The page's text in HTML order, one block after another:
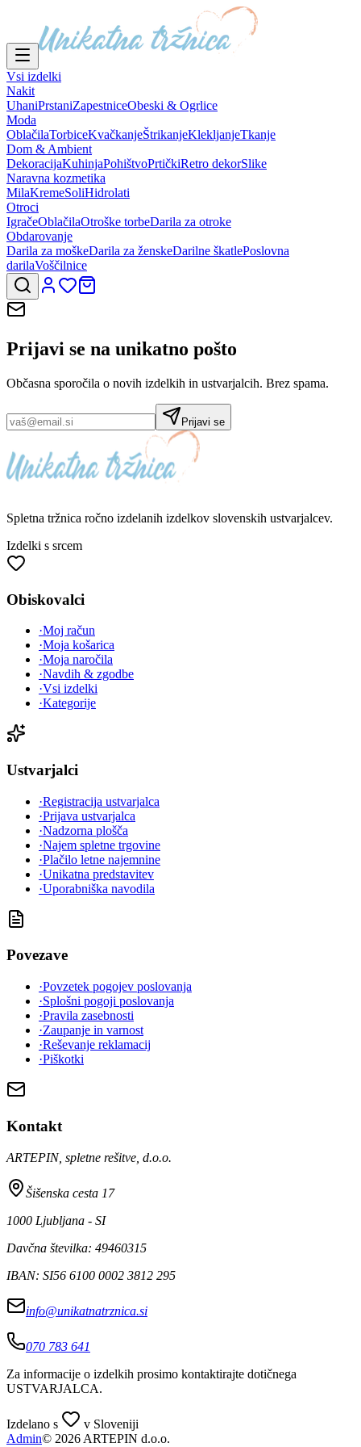
Vsi izdelki
Nakit
UhaniPrstaniZapestniceObeski & Ogrlice
Moda
OblačilaTorbiceKvačkanjeŠtrikanjeKlekljanjeTkanje
Dom & Ambient
DekoracijaKuhinjaPohištvoPrtičkiRetro dekorSlike
Naravna kozmetika
MilaKremeSoliHidrolati
Otroci
IgračeOblačilaOtroške torbeDarila za otroke
Obdarovanje
Darila za moškeDarila za ženskeDarilne škatlePoslovna
darilaVoščilnice
Prijavi se na unikatno pošto
Občasna sporočila o novih izdelkih in ustvarjalcih. Brez spama.
Prijavi se
Spletna tržnica ročno izdelanih izdelkov slovenskih ustvarjalcev.
Izdelki s srcem
Obiskovalci
·Moj račun
·Moja košarica
·Moja naročila
·Navdih & zgodbe
·Vsi izdelki
·Kategorije
Ustvarjalci
·Registracija ustvarjalca
·Prijava ustvarjalca
·Nadzorna plošča
·Najem spletne trgovine
·Plačilo letne najemnine
·Unikatna predstavitev
·Uporabniška navodila
Povezave
·Povzetek pogojev poslovanja
·Splošni pogoji poslovanja
·Pravila zasebnosti
·Zaupanje in varnost
·Reševanje reklamacij
·Piškotki
Kontakt
ARTEPIN, spletne rešitve, d.o.o.
Šišenska cesta 17
1000 Ljubljana - SI
Davčna številka: 49460315
IBAN: SI56 6100 0002 3812 295
info@unikatnatrznica.si
070 783 641
Za informacije o izdelkih prosimo kontaktirajte dotičnega
USTVARJALCA.
Izdelano s
v Sloveniji
Admin© 2026 ARTEPIN d.o.o.